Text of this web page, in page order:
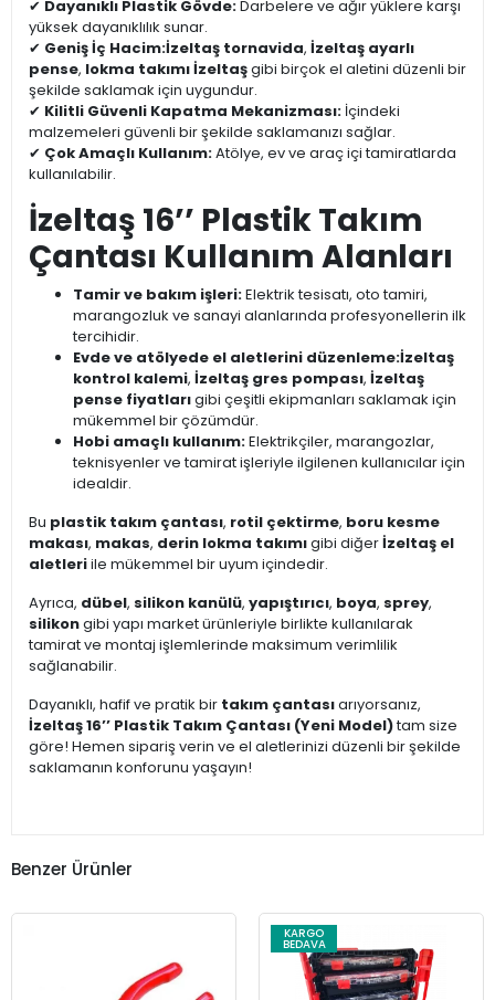
✔ Dayanıklı Plastik Gövde:Darbelere ve ağır yüklere karşı
yüksek dayanıklılık sunar.
✔ Geniş İç Hacim:İzeltaş tornavida, İzeltaş ayarlı
pense, lokma takımı İzeltaşgibi birçok el aletini düzenli bir
şekilde saklamak için uygundur.
✔ Kilitli Güvenli Kapatma Mekanizması: İçindeki
malzemeleri güvenli bir şekilde saklamanızı sağlar.
✔ Çok Amaçlı Kullanım:Atölye, ev ve araç içi tamiratlarda
kullanılabilir.
İzeltaş 16’’ Plastik Takım
Çantası Kullanım Alanları
Tamir ve bakım işleri:Elektrik tesisatı, oto tamiri,
marangozluk ve sanayi alanlarında profesyonellerin ilk
tercihidir.
Evde ve atölyede el aletlerini düzenleme:İzeltaş
kontrol kalemi, İzeltaş gres pompası, İzeltaş
pense fiyatlarıgibi çeşitli ekipmanları saklamak için
mükemmel bir çözümdür.
Hobi amaçlı kullanım:Elektrikçiler, marangozlar,
teknisyenler ve tamirat işleriyle ilgilenen kullanıcılar için
idealdir.
Bu plastik takım çantası, rotil çektirme, boru kesme
makası, makas, derin lokma takımıgibi diğerİzeltaş el
aletleriile mükemmel bir uyum içindedir.
Ayrıca, dübel, silikon kanülü, yapıştırıcı, boya, sprey,
silikongibi yapı market ürünleriyle birlikte kullanılarak
tamirat ve montaj işlemlerinde maksimum verimlilik
sağlanabilir.
Dayanıklı, hafif ve pratik bir takım çantasıarıyorsanız,
İzeltaş 16’’ Plastik Takım Çantası (Yeni Model)tam size
göre! Hemen sipariş verin ve el aletlerinizi düzenli bir şekilde
saklamanın konforunu yaşayın!
Benzer Ürünler
KARGO
BEDAVA